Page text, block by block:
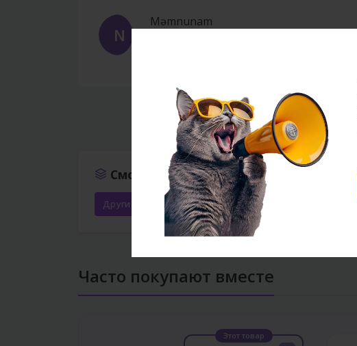
N
Məmnunam
‹
Смотреть ещё
Другие Товары Другие аксессуары
Часто покупают вместе
Этот товар